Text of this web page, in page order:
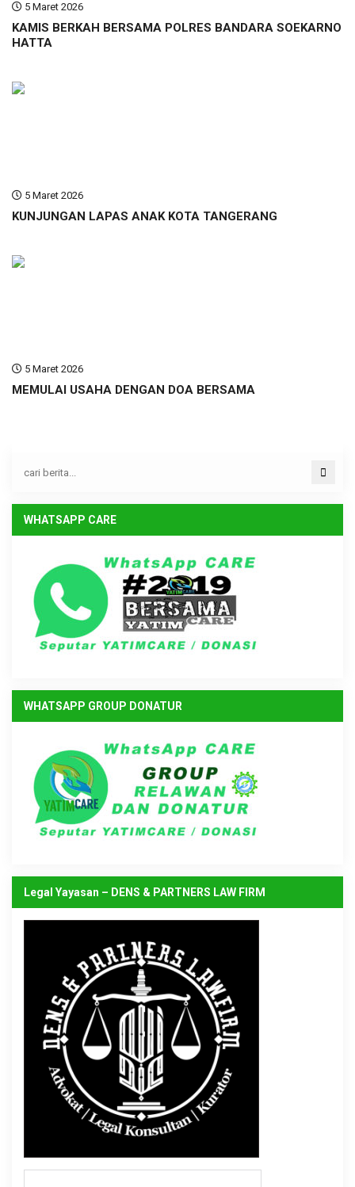
5 Maret 2026
KAMIS BERKAH BERSAMA POLRES BANDARA SOEKARNO
HATTA
5 Maret 2026
KUNJUNGAN LAPAS ANAK KOTA TANGERANG
5 Maret 2026
MEMULAI USAHA DENGAN DOA BERSAMA
WHATSAPP CARE
WHATSAPP GROUP DONATUR
Legal Yayasan – DENS & PARTNERS LAW FIRM